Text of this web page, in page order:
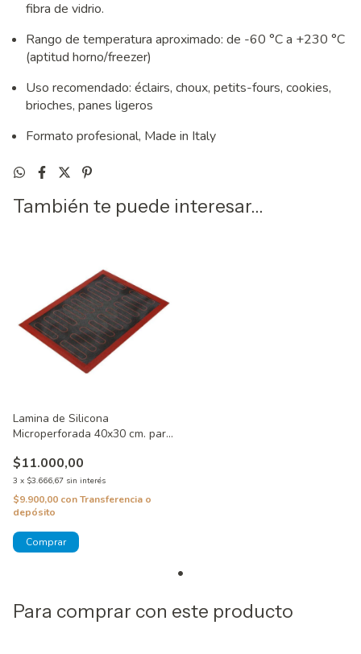
fibra de vidrio.
Rango de temperatura aproximado: de -60 °C a +230 °C
(aptitud horno/freezer)
Uso recomendado: éclairs, choux, petits-fours, cookies,
brioches, panes ligeros
Formato profesional, Made in Italy
También te puede interesar...
Lamina de Silicona
Microperforada 40x30 cm. para
$11.000,00
3 x $3.666,67 sin interés
$9.900,00 conTransferencia o
depósito
Para comprar con este producto